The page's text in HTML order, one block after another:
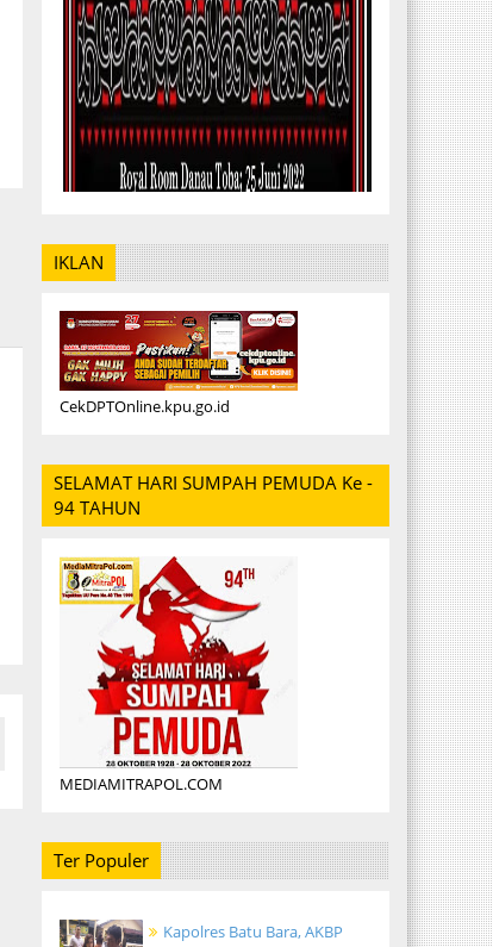
IKLAN
CekDPTOnline.kpu.go.id
SELAMAT HARI SUMPAH PEMUDA Ke -
94 TAHUN
MEDIAMITRAPOL.COM
Ter Populer
Kapolres Batu Bara, AKBP